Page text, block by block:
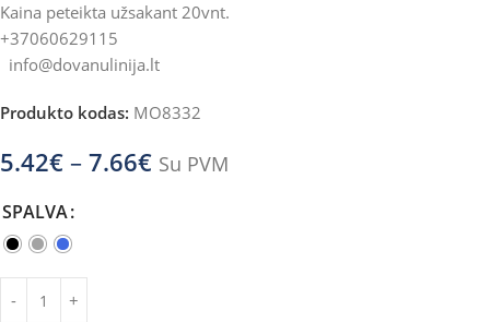
Kaina peteikta užsakant 20vnt.
+37060629115
info@dovanulinija.lt
Produkto kodas: MO8332
5.42€ – 7.66€ Su PVM
SPALVA